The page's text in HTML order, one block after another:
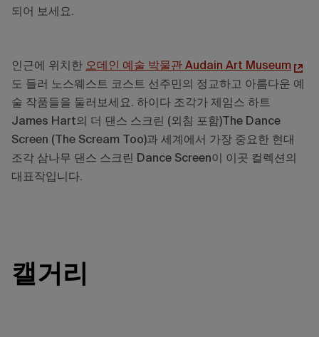
되어 보세요.
인근에 위치한 오데인 예술 박물관 Audain Art Museum
도 들러 노스웨스트 코스트 선주민의 정교하고 아름다운 예
술 작품들을 둘러보세요. 하이다 조각가 제임스 하트
James Hart의 더 댄스 스크린 (외침 포함)The Dance
Screen (The Scream Too)과 세계에서 가장 중요한 현대
조각 삼나무 댄스 스크린 Dance Screen이 이곳 컬렉션의
대표작입니다.
캘거리